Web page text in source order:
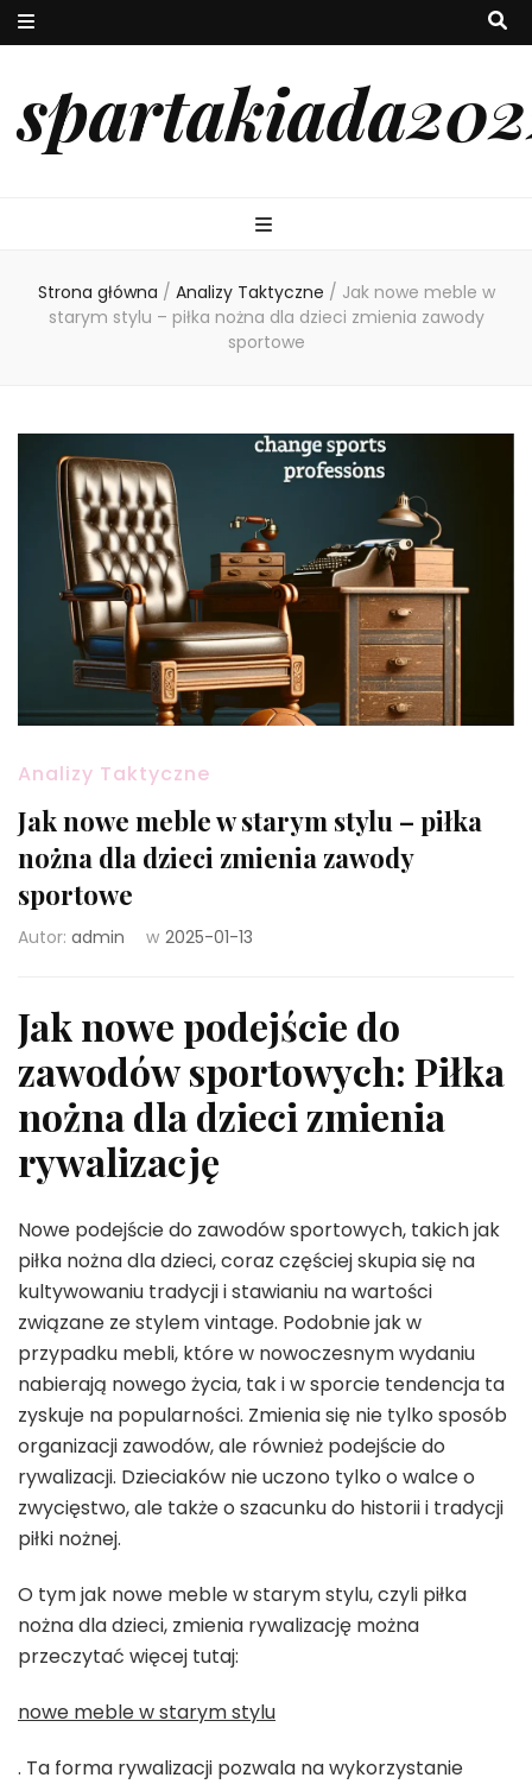
Strona główna / Analizy Taktyczne / Jak nowe meble w
starym stylu – piłka nożna dla dzieci zmienia zawody
sportowe
Analizy Taktyczne
Jak nowe meble w starym stylu – piłka
nożna dla dzieci zmienia zawody
sportowe
Autor: admin w 2025-01-13
Jak nowe podejście do
zawodów sportowych: Piłka
nożna dla dzieci zmienia
rywalizację
Nowe podejście do zawodów sportowych, takich jak
piłka nożna dla dzieci, coraz częściej skupia się na
kultywowaniu tradycji i stawianiu na wartości
związane ze stylem vintage. Podobnie jak w
przypadku mebli, które w nowoczesnym wydaniu
nabierają nowego życia, tak i w sporcie tendencja ta
zyskuje na popularności. Zmienia się nie tylko sposób
organizacji zawodów, ale również podejście do
rywalizacji. Dzieciaków nie uczono tylko o walce o
zwycięstwo, ale także o szacunku do historii i tradycji
piłki nożnej.
O tym jak nowe meble w starym stylu, czyli piłka
nożna dla dzieci, zmienia rywalizację można
przeczytać więcej tutaj:
nowe meble w starym stylu
. Ta forma rywalizacji pozwala na wykorzystanie